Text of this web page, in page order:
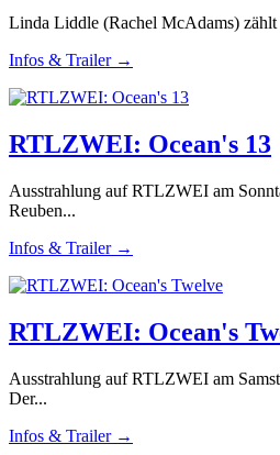
Linda Liddle (Rachel McAdams) zählt
Infos & Trailer →
RTLZWEI: Ocean's 13
Ausstrahlung auf RTLZWEI am
Reuben...
Infos & Trailer →
RTLZWEI: Ocean's
Ausstrahlung auf RTLZWEI am
Der...
Infos & Trailer →